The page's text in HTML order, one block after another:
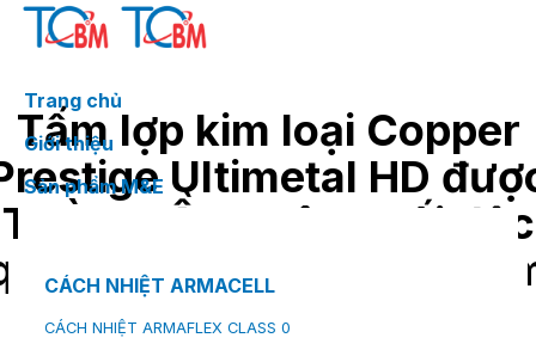
Skip
Trang chủ
Giới thiệu
Sản phẩm M&E
CÁCH NHIỆT ARMACELL
CÁCH NHIỆT ARMAFLEX CLASS 0
Tấm lợp kim loại Copper
Ultimetal HD
TOÀN CẦU phân phối độc
và tiếp thị sản
tại thị trường Việt Nam